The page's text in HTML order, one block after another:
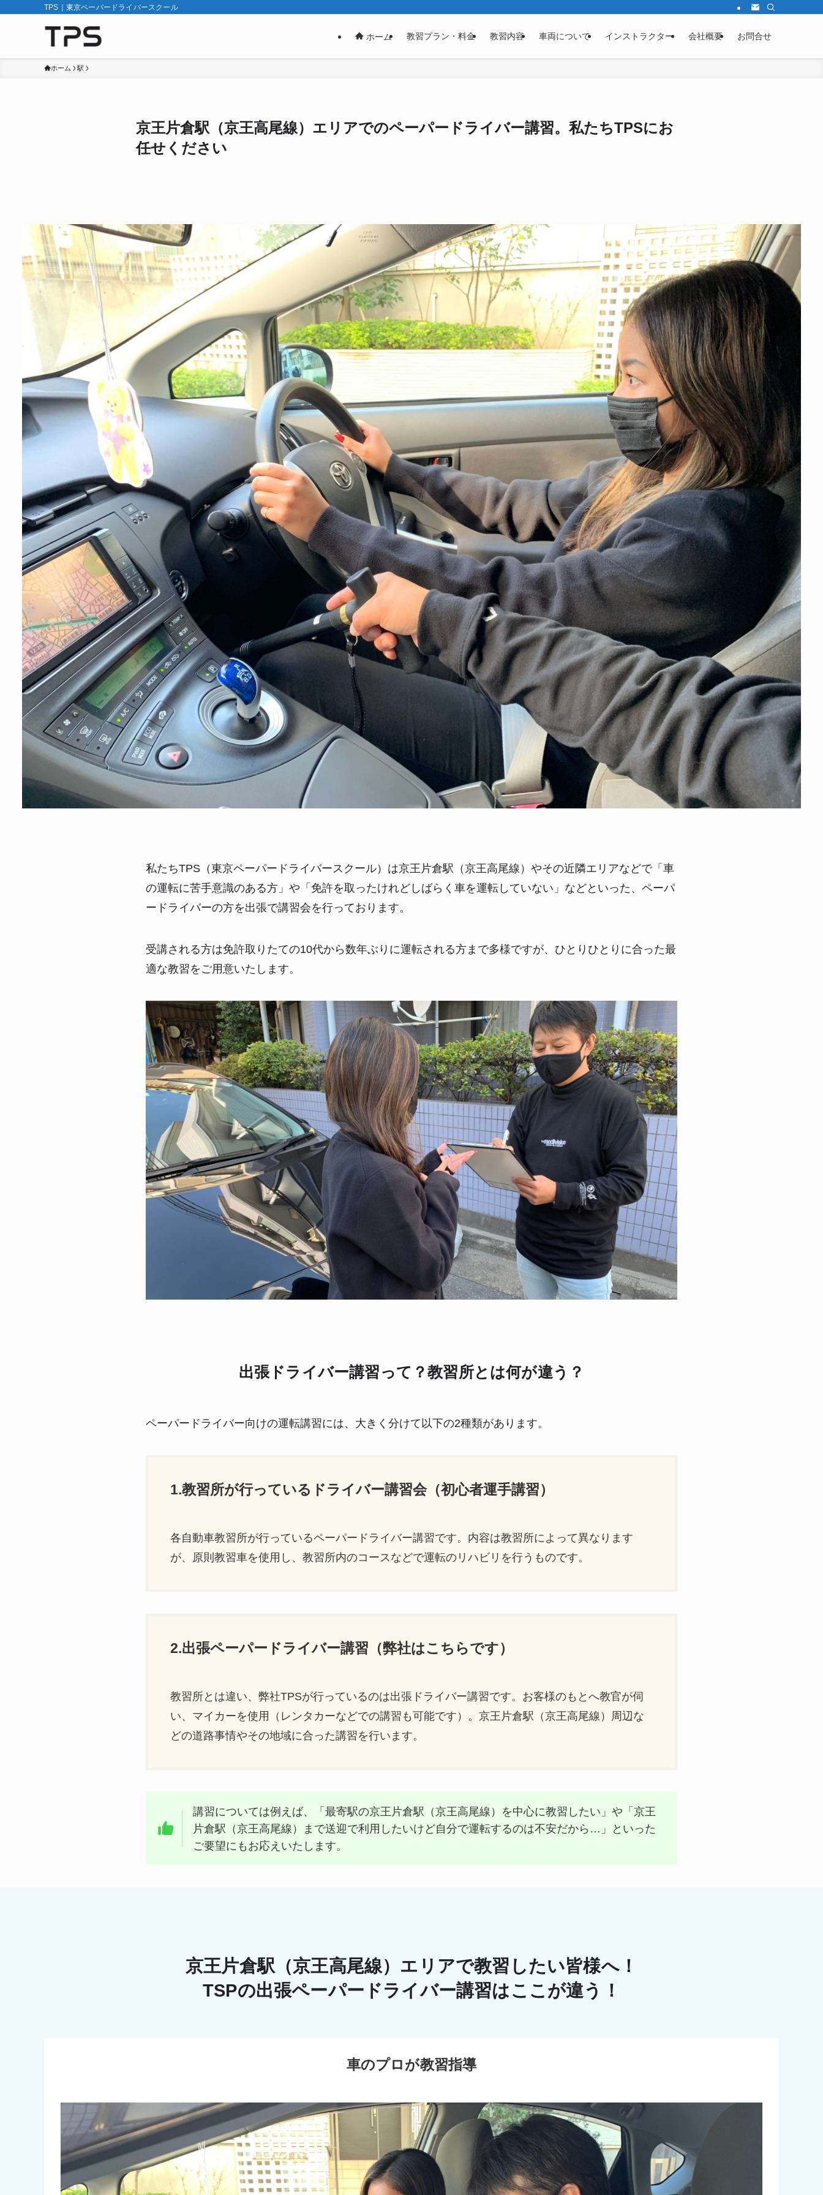
TPS｜東京ペーパードライバースクール
ホーム 教習プラン・料金 教習内容 車両について インストラクター 会社概要 お問合せ
ホーム 駅
京王片倉駅（京王高尾線）エリアでのペーパードライバー講習。私たちTPSにお
任せください
私たちTPS（東京ペーパードライバースクール）は京王片倉駅（京王高尾線）やその近隣エリアなどで「車
の運転に苦手意識のある方」や「免許を取ったけれどしばらく車を運転していない」などといった、ペーパ
ードライバーの方を出張で講習会を行っております。
受講される方は免許取りたての10代から数年ぶりに運転される方まで多様ですが、ひとりひとりに合った最
適な教習をご用意いたします。
出張ドライバー講習って？教習所とは何が違う？
ペーパードライバー向けの運転講習には、大きく分けて以下の2種類があります。
1.教習所が行っているドライバー講習会（初心者運手講習）
各自動車教習所が行っているペーパードライバー講習です。内容は教習所によって異なります
が、原則教習車を使用し、教習所内のコースなどで運転のリハビリを行うものです。
2.出張ペーパードライバー講習（弊社はこちらです）
教習所とは違い、弊社TPSが行っているのは出張ドライバー講習です。お客様のもとへ教官が伺
い、マイカーを使用（レンタカーなどでの講習も可能です）。京王片倉駅（京王高尾線）周辺な
どの道路事情やその地域に合った講習を行います。
講習については例えば、「最寄駅の京王片倉駅（京王高尾線）を中心に教習したい」や「京王
片倉駅（京王高尾線）まで送迎で利用したいけど自分で運転するのは不安だから…」といった
ご要望にもお応えいたします。
京王片倉駅（京王高尾線）エリアで教習したい皆様へ！
TSPの出張ペーパードライバー講習はここが違う！
車のプロが教習指導